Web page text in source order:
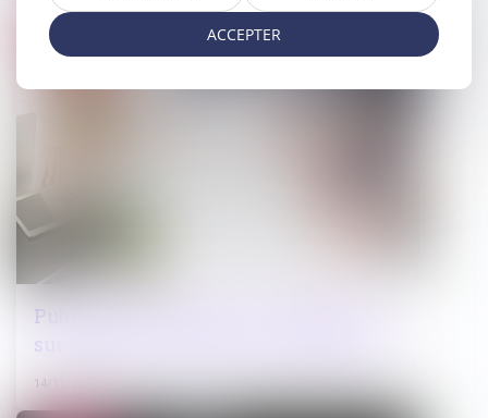
Publication du rapport d’information
sur les ABF : périmètre et compétences
14/11/2024
Droit public ACCEPTER